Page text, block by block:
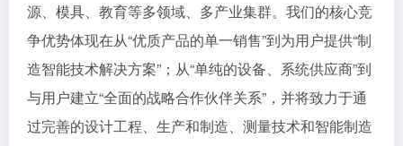
源、模具、教育等多领域、多产业集群。我们的核心竞
争优势体现在从“优质产品的单一销售”到为用户提供“制
造智能技术解决方案”；从“单纯的设备、系统供应商”到
与用户建立“全面的战略合作伙伴关系”，并将致力于通
过完善的设计工程、生产和制造、测量技术和智能制造